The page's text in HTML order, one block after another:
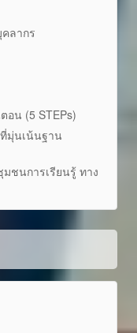
ลากร
อน (5 STEPs)
มุ่นเน้นฐาน
ชนการเรียนรู้ ทาง